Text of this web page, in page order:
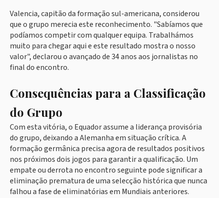
Valencia, capitão da formação sul-americana, considerou
que o grupo merecia este reconhecimento. "Sabíamos que
podíamos competir com qualquer equipa. Trabalhámos
muito para chegar aqui e este resultado mostra o nosso
valor", declarou o avançado de 34 anos aos jornalistas no
final do encontro.
Consequências para a Classificação
do Grupo
Com esta vitória, o Equador assume a liderança provisória
do grupo, deixando a Alemanha em situação crítica. A
formação germânica precisa agora de resultados positivos
nos próximos dois jogos para garantir a qualificação. Um
empate ou derrota no encontro seguinte pode significar a
eliminação prematura de uma selecção histórica que nunca
falhou a fase de eliminatórias em Mundiais anteriores.